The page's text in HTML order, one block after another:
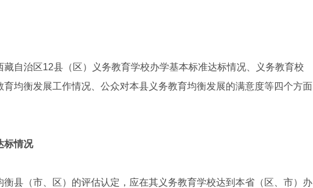
治区12县（区）义务教育学校办学基本标准达标情况、义务教育校
均衡发展工作情况、公众对本县义务教育均衡发展的满意度等四个方面
标情况
（市、区）的评估认定，应在其义务教育学校达到本省（区、市）办